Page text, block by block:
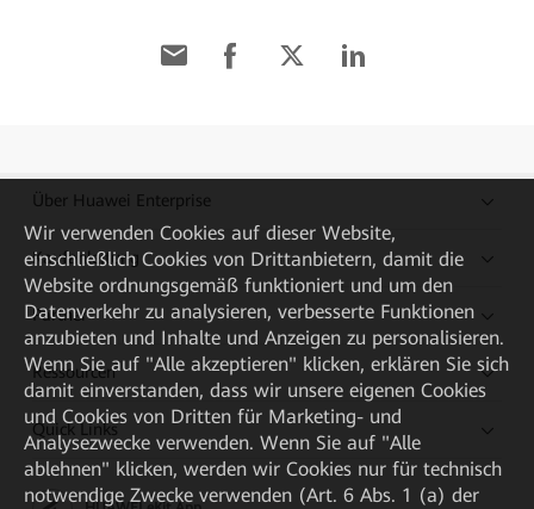
Über Huawei Enterprise
Kaufanleitung
Partner
Ressourcen
Quick Links
Wir verwenden Cookies auf dieser Website,
einschließlich Cookies von Drittanbietern, damit die
Website ordnungsgemäß funktioniert und um den
Datenverkehr zu analysieren, verbesserte Funktionen
anzubieten und Inhalte und Anzeigen zu personalisieren.
Wenn Sie auf "Alle akzeptieren" klicken, erklären Sie sich
damit einverstanden, dass wir unsere eigenen Cookies
und Cookies von Dritten für Marketing- und
Analysezwecke verwenden. Wenn Sie auf "Alle
ablehnen" klicken, werden wir Cookies nur für technisch
notwendige Zwecke verwenden (Art. 6 Abs. 1 (a) der